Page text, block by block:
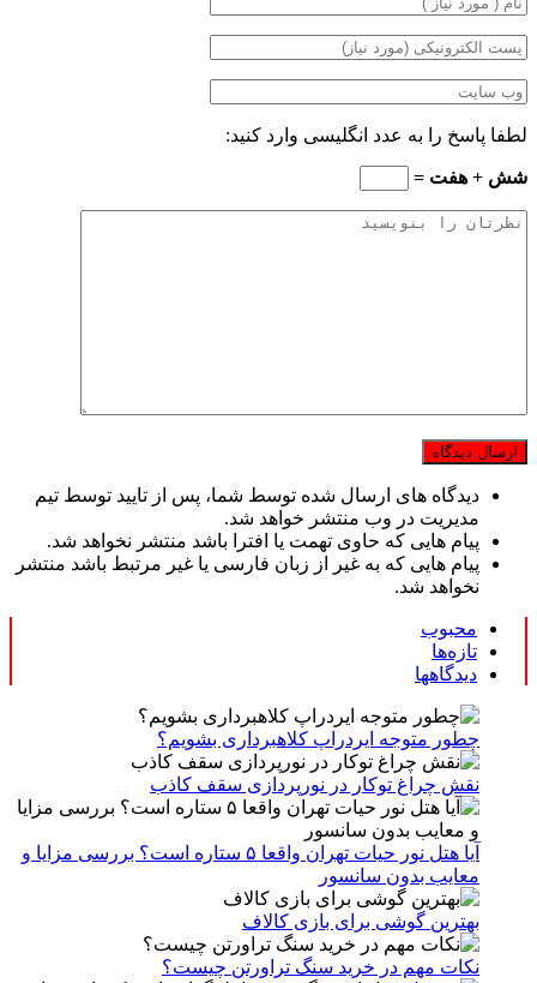
لطفا پاسخ را به عدد انگلیسی وارد کنید:
شش + هفت =
دیدگاه های ارسال شده توسط شما، پس از تایید توسط تیم
مدیریت در وب منتشر خواهد شد.
پیام هایی که حاوی تهمت یا افترا باشد منتشر نخواهد شد.
پیام هایی که به غیر از زبان فارسی یا غیر مرتبط باشد منتشر
نخواهد شد.
محبوب
تازه‌ها
دیدگاهها
چطور متوجه ایردراپ کلاهبرداری بشویم؟
نقش چراغ توکار در نورپردازی سقف کاذب
آیا هتل نور حیات تهران واقعا ۵ ستاره است؟ بررسی مزایا و
معایب بدون سانسور
بهترین گوشی برای بازی کالاف
نکات مهم در خرید سنگ تراورتن چیست؟